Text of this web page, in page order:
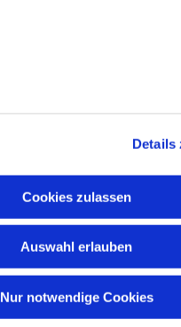
Details
Cookies zulassen
Auswahl erlauben
Nur notwendige Cookies